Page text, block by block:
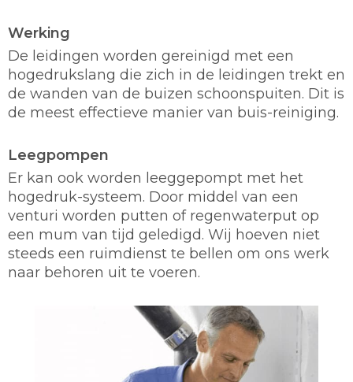
Werking
De leidingen worden gereinigd met een
hogedrukslang die zich in de leidingen trekt en
de wanden van de buizen schoonspuiten. Dit is
de meest effectieve manier van buis-reiniging.
Leegpompen
Er kan ook worden leeggepompt met het
hogedruk-systeem. Door middel van een
venturi worden putten of regenwaterput op
een mum van tijd geledigd. Wij hoeven niet
steeds een ruimdienst te bellen om ons werk
naar behoren uit te voeren.